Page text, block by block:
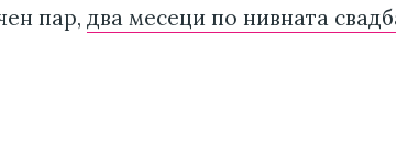
пар, два месеци по нивната